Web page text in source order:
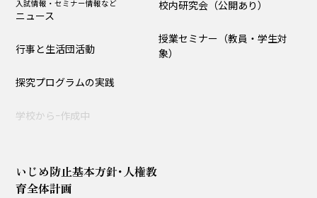
概要版
入試情報・セミナー情報など
ニュース
行事と生活団活動
探究プログラムの実践
学校からｰ作成中
校内研究会（公開あり）
授業セミナー（教員・学生対
象）
いじめ防止基本方針･人権教
育全体計画